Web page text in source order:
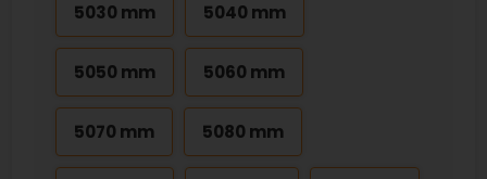
5030 mm 5040 mm
5050 mm 5060 mm
5070 mm 5080 mm